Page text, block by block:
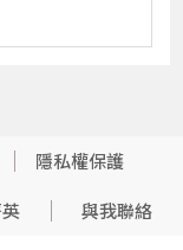
隱私權保護
與我聯絡